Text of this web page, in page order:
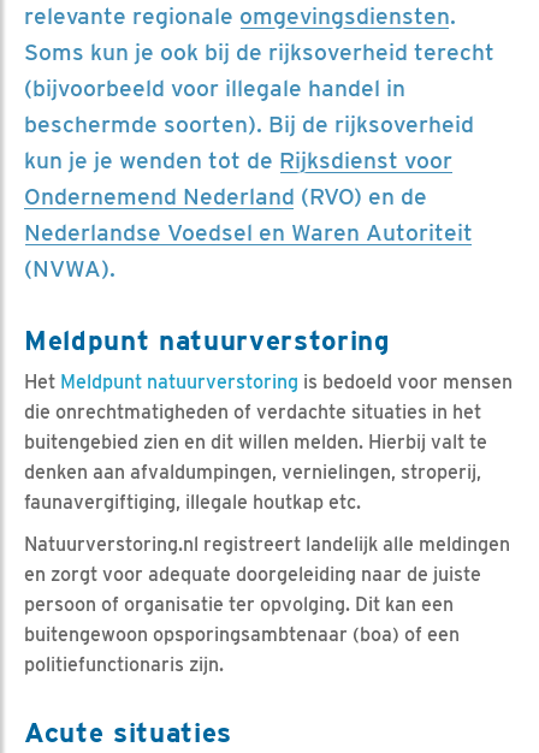
relevante regionale omgevingsdiensten.
Soms kun je ook bij de rijksoverheid terecht
(bijvoorbeeld voor illegale handel in
beschermde soorten). Bij de rijksoverheid
kun je je wenden tot de Rijksdienst voor
Ondernemend Nederland (RVO) en de
Nederlandse Voedsel en Waren Autoriteit
(NVWA).
Meldpunt natuurverstoring
Het Meldpunt natuurverstoring is bedoeld voor mensen
die onrechtmatigheden of verdachte situaties in het
buitengebied zien en dit willen melden. Hierbij valt te
denken aan afvaldumpingen, vernielingen, stroperij,
faunavergiftiging, illegale houtkap etc.
Natuurverstoring.nl registreert landelijk alle meldingen
en zorgt voor adequate doorgeleiding naar de juiste
persoon of organisatie ter opvolging. Dit kan een
buitengewoon opsporingsambtenaar (boa) of een
politiefunctionaris zijn.
Acute situaties